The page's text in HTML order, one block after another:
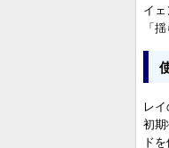
イ
「
レ
初
ド